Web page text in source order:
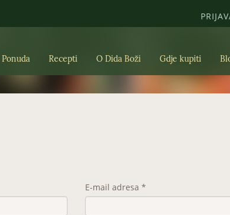
Ponuda Recepti O Dida Boži Gdje kupiti
E-mail adresa *